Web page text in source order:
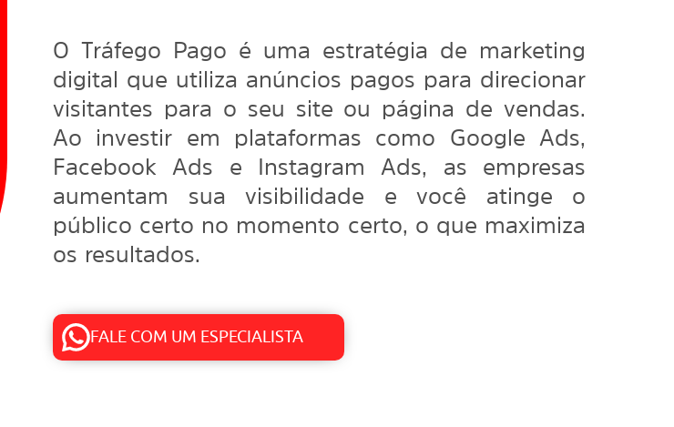
O Tráfego Pago é uma estratégia de marketing
digital que utiliza anúncios pagos para direcionar
visitantes para o seu site ou página de vendas.
Ao investir em plataformas como Google Ads,
Facebook Ads e Instagram Ads, as empresas
aumentam sua visibilidade e você atinge o
público certo no momento certo, o que maximiza
os resultados.
FALE COM UM ESPECIALISTA